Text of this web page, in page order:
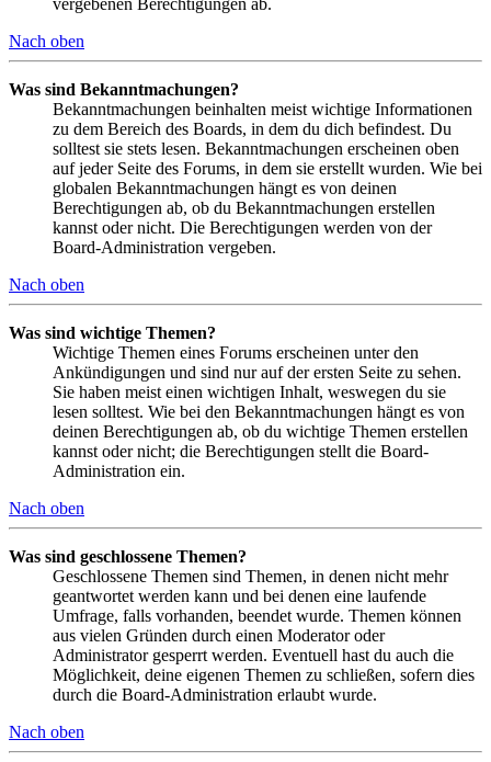
Nach oben
Was sind Bekanntmachungen?
Bekanntmachungen beinhalten meist wichtige Informationen
zu dem Bereich des Boards, in dem du dich befindest. Du
solltest sie stets lesen. Bekanntmachungen erscheinen oben
auf jeder Seite des Forums, in dem sie erstellt wurden. Wie bei
globalen Bekanntmachungen hängt es von deinen
Berechtigungen ab, ob du Bekanntmachungen erstellen
kannst oder nicht. Die Berechtigungen werden von der
Board-Administration vergeben.
Nach oben
Was sind wichtige Themen?
Wichtige Themen eines Forums erscheinen unter den
Ankündigungen und sind nur auf der ersten Seite zu sehen.
Sie haben meist einen wichtigen Inhalt, weswegen du sie
lesen solltest. Wie bei den Bekanntmachungen hängt es von
deinen Berechtigungen ab, ob du wichtige Themen erstellen
kannst oder nicht; die Berechtigungen stellt die Board-
Administration ein.
Nach oben
Was sind geschlossene Themen?
Geschlossene Themen sind Themen, in denen nicht mehr
geantwortet werden kann und bei denen eine laufende
Umfrage, falls vorhanden, beendet wurde. Themen können
aus vielen Gründen durch einen Moderator oder
Administrator gesperrt werden. Eventuell hast du auch die
Möglichkeit, deine eigenen Themen zu schließen, sofern dies
durch die Board-Administration erlaubt wurde.
Nach oben